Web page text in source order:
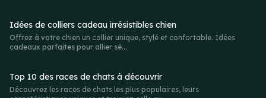
Idées de colliers cadeau irrésistibles chien
Offrez à votre chien un collier unique, stylé et confortable. Idées
cadeaux parfaites pour allier sé...
Top 10 des races de chats à découvrir
Découvrez les races de chats les plus populaires, leurs